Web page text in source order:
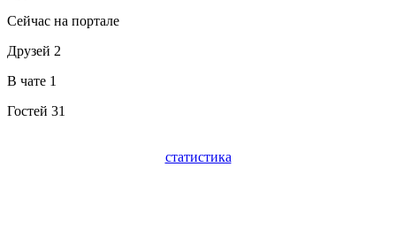
Сейчас на портале
Друзей 2
В чате 1
Гостей 31
статистика